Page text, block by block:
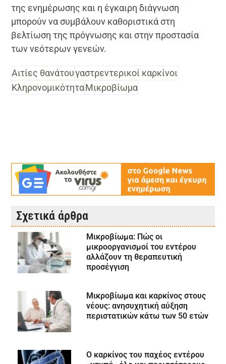
της ενημέρωσης και η έγκαιρη διάγνωση
μπορούν να συμβάλουν καθοριστικά στη
βελτίωση της πρόγνωσης και στην προστασία
των νεότερων γενεών.
Αιτίες θανάτουγαστρεντερικοί καρκίνοι
ΚληρονομικότηταΜικροβίωμα
Σχετικά άρθρα
Μικροβίωμα: Πώς οι
μικροοργανισμοί του εντέρου
αλλάζουν τη θεραπευτική
προσέγγιση
Μικροβίωμα και καρκίνος στους
νέους: ανησυχητική αύξηση
περιστατικών κάτω των 50 ετών
Ο καρκίνος του παχέος εντέρου